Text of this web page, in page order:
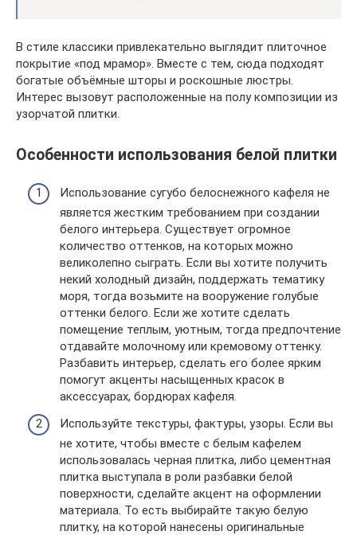
В стиле классики привлекательно выглядит плиточное
покрытие «под мрамор». Вместе с тем, сюда подходят
богатые объёмные шторы и роскошные люстры.
Интерес вызовут расположенные на полу композиции из
узорчатой плитки.
Особенности использования белой плитки
Использование сугубо белоснежного кафеля не
является жестким требованием при создании
белого интерьера. Существует огромное
количество оттенков, на которых можно
великолепно сыграть. Если вы хотите получить
некий холодный дизайн, поддержать тематику
моря, тогда возьмите на вооружение голубые
оттенки белого. Если же хотите сделать
помещение теплым, уютным, тогда предпочтение
отдавайте молочному или кремовому оттенку.
Разбавить интерьер, сделать его более ярким
помогут акценты насыщенных красок в
аксессуарах, бордюрах кафеля.
Используйте текстуры, фактуры, узоры. Если вы
не хотите, чтобы вместе с белым кафелем
использовалась черная плитка, либо цементная
плитка выступала в роли разбавки белой
поверхности, сделайте акцент на оформлении
материала. То есть выбирайте такую белую
плитку, на которой нанесены оригинальные